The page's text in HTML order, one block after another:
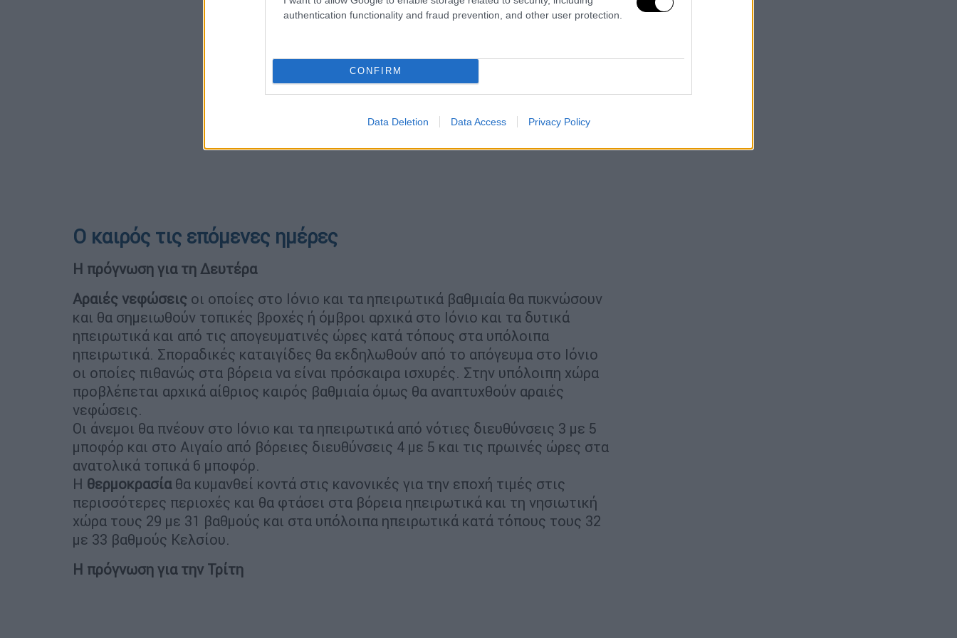
authentication functionality and fraud prevention, and other user protection.
CONFIRM
Data Deletion Data Access Privacy Policy
Ο καιρός τις επόμενες ημέρες
Η πρόγνωση για τη Δευτέρα
Αραιές νεφώσεις οι οποίες στο Ιόνιο και τα ηπειρωτικά βαθμιαία θα πυκνώσουν
και θα σημειωθούν τοπικές βροχές ή όμβροι αρχικά στο Ιόνιο και τα δυτικά
ηπειρωτικά και από τις απογευματινές ώρες κατά τόπους στα υπόλοιπα
ηπειρωτικά. Σποραδικές καταιγίδες θα εκδηλωθούν από το απόγευμα στο Ιόνιο
οι οποίες πιθανώς στα βόρεια να είναι πρόσκαιρα ισχυρές. Στην υπόλοιπη χώρα
προβλέπεται αρχικά αίθριος καιρός βαθμιαία όμως θα αναπτυχθούν αραιές
νεφώσεις.
Οι άνεμοι θα πνέουν στο Ιόνιο και τα ηπειρωτικά από νότιες διευθύνσεις 3 με 5
μποφόρ και στο Αιγαίο από βόρειες διευθύνσεις 4 με 5 και τις πρωινές ώρες στα
ανατολικά τοπικά 6 μποφόρ.
Η θερμοκρασίαθα κυμανθεί κοντά στις κανονικές για την εποχή τιμές στις
περισσότερες περιοχές και θα φτάσει στα βόρεια ηπειρωτικά και τη νησιωτική
χώρα τους 29 με 31 βαθμούς και στα υπόλοιπα ηπειρωτικά κατά τόπους τους 32
με 33 βαθμούς Κελσίου.
Η πρόγνωση για την Τρίτη